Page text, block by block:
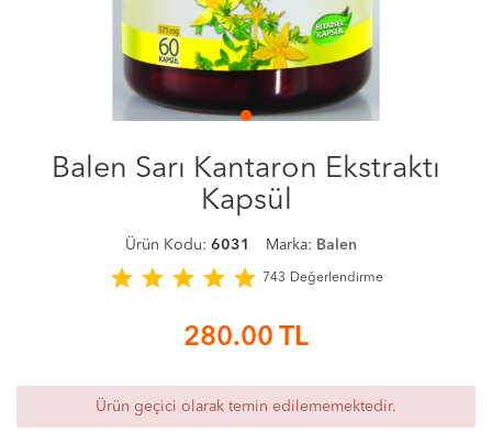
Balen Sarı Kantaron Ekstraktı
Kapsül
Ürün Kodu: 6031 Marka: Balen
star star star star star 743 Değerlendirme
280.00 TL
Ürün geçici olarak temin edilememektedir.